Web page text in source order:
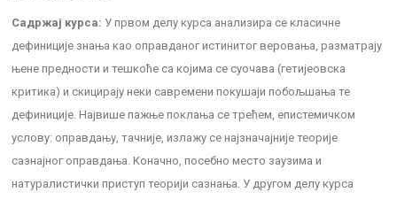
Садржај курса: У првом делу курса анализира се класичне
дефиниције знања као оправданог истинитог веровања, разматрају
њене предности и тешкоће са којима се суочава (гетијеовска
критика) и скицирају неки савремени покушаји побољшања те
дефиниције. Највише пажње поклања се трећем, епистемичком
услову: оправдању, тачније, излажу се најзначајније теорије
сазнајног оправдања. Коначно, посебно место заузима и
натуралистички приступ теорији сазнања. У другом делу курса